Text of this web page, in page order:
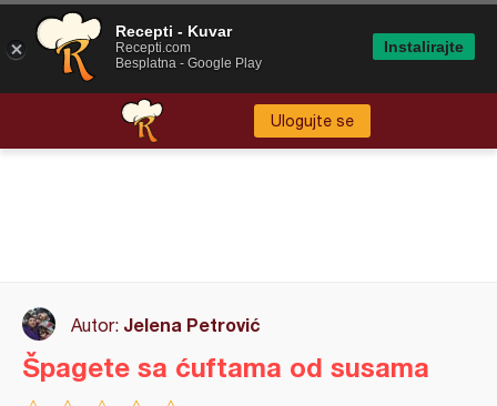
Ulogujte se
Autor: Jelena Petrović
Špagete sa ćuftama od susama
Recepti - Kuvar
Recepti.com
Besplatna - Google Play
Instalirajte